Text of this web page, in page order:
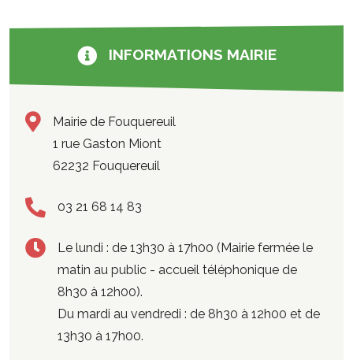
INFORMATIONS MAIRIE
Mairie de Fouquereuil
1 rue Gaston Miont
62232 Fouquereuil
03 21 68 14 83
Le lundi : de 13h30 à 17h00 (Mairie fermée le
matin au public - accueil téléphonique de
8h30 à 12h00).
Du mardi au vendredi : de 8h30 à 12h00 et de
13h30 à 17h00.